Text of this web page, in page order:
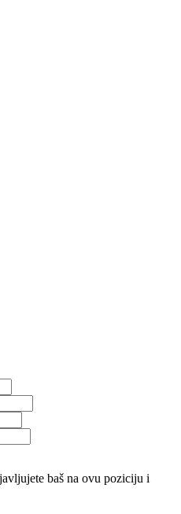
baš na ovu poziciju i